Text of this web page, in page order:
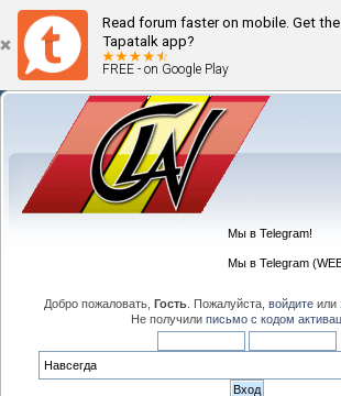
Read forum faster on mobile. Get the
Tapatalk app?
FREE - on Google Play
Мы в Telegram!
Мы в Telegram
Добро пожаловать, Гость. Пожалуйста, войдитеили
Не получили письмо с кодом